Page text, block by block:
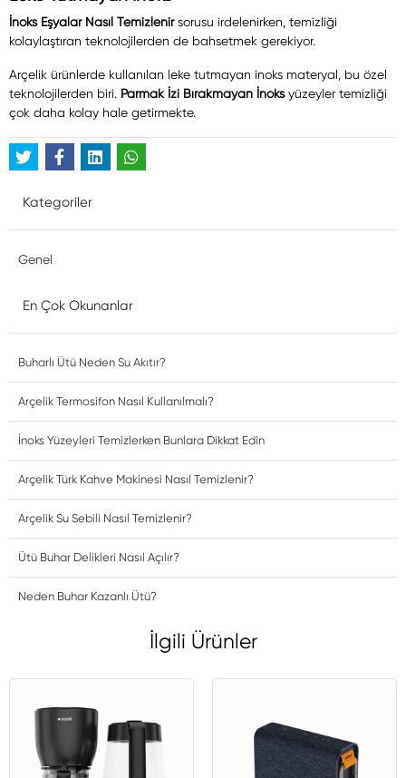
İnoks Eşyalar Nasıl Temizlenirsorusu irdelenirken, temizliği
kolaylaştıran teknolojilerden de bahsetmek gerekiyor.
Arçelik ürünlerde kullanılan leke tutmayan inoks materyal, bu özel
teknolojilerden biri. Parmak İzi Bırakmayan İnoksyüzeyler temizliği
çok daha kolay hale getirmekte.
Kategoriler
Genel
En Çok Okunanlar
Buharlı Ütü Neden Su Akıtır?
Arçelik Termosifon Nasıl Kullanılmalı?
İnoks Yüzeyleri Temizlerken Bunlara Dikkat Edin
Arçelik Türk Kahve Makinesi Nasıl Temizlenir?
Arçelik Su Sebili Nasıl Temizlenir?
Ütü Buhar Delikleri Nasıl Açılır?
Neden Buhar Kazanlı Ütü?
İlgili Ürünler